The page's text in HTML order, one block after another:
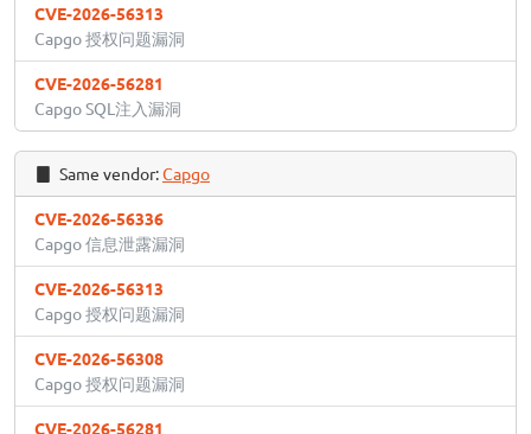
CVE-2026-56313
Capgo 授权问题漏洞
CVE-2026-56281
Capgo SQL注入漏洞
Same vendor:Capgo
CVE-2026-56336
Capgo 信息泄露漏洞
CVE-2026-56313
Capgo 授权问题漏洞
CVE-2026-56308
Capgo 授权问题漏洞
CVE-2026-56281